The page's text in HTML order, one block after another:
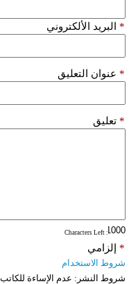
البريد الألكتروني *
عنوان التعليق *
تعليق *
: Characters Left
إلزامي *
شروط الاستخدام
شروط النشر: عدم الإساءة